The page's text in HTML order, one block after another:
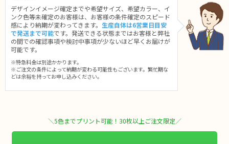
デザインイメージ確定までや希望サイズ、希望カラー、イ
ンク色等未確定のお客様は、お客様の条件確定のスピード
感により納期が変わってきます。 生産自体は6営業日目安
で発送まで可能です。発送できる状態まではお客様と弊社
の間での確認事項や検討中事項が少ないほど早くお届けが
可能です。
※特急料金は別途かかります。
※ご注文の条件によって納期が変わる可能性もございます。繁忙期な
どは余裕を持ってお申し込みください。
＼5色までプリント可能！30枚以上ご注文限定／